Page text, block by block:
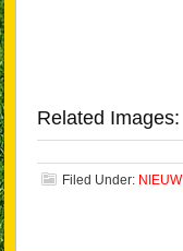
Related Images:
Filed Under: NIEUW